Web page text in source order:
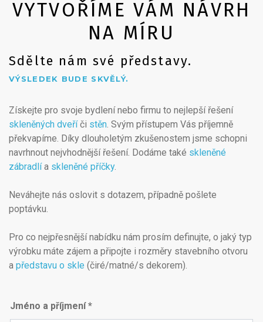
VYTVOŘÍME VÁM NÁVRH
NA MÍRU
Sdělte nám své představy.
VÝSLEDEK BUDE SKVĚLÝ.
Získejte pro svoje bydlení nebo firmu to nejlepší řešení
skleněných dveříči stěn. Svým přístupem Vás příjemně
překvapíme. Díky dlouholetým zkušenostem jsme schopni
navrhnout nejvhodnější řešení. Dodáme také skleněné
zábradlía skleněné příčky.
Neváhejte nás oslovit s dotazem, případně pošlete
poptávku.
Pro co nejpřesnější nabídku nám prosím definujte, o jaký typ
výrobku máte zájem a připojte i rozměry stavebního otvoru
a představu o skle (čiré/matné/s dekorem).
Jméno a příjmení *